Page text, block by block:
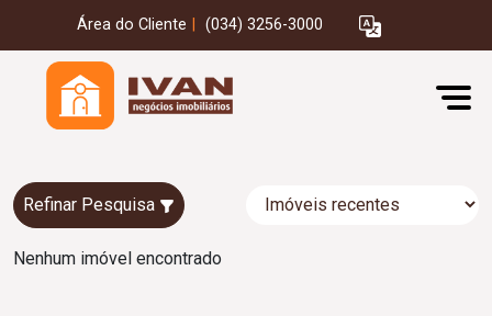
Área do Cliente (034) 3256-3000
Refinar Pesquisa
Nenhum imóvel encontrado